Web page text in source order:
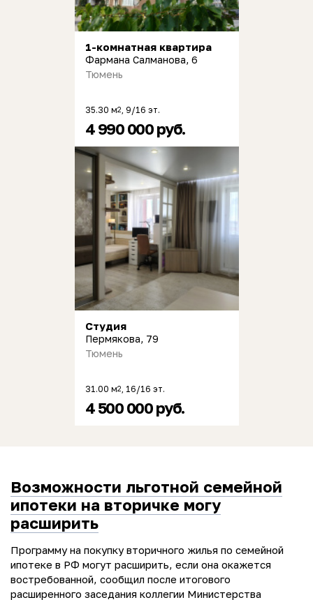
1-комнатная квартира
Фармана Салманова, 6
Тюмень
35.30 м2, 9/16 эт.
4 990 000 руб.
Студия
Пермякова, 79
Тюмень
31.00 м2, 16/16 эт.
4 500 000 руб.
Возможности льготной семейной
ипотеки на вторичке могу
расширить
Программу на покупку вторичного жилья по семейной
ипотеке в РФ могут расширить, если она окажется
востребованной, сообщил после итогового
расширенного заседания коллегии Министерства